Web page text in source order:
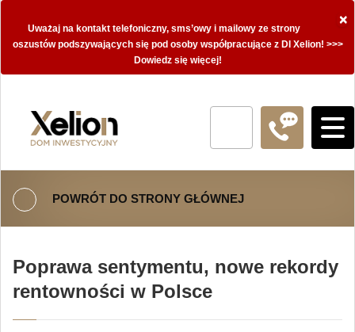
×
Uważaj na kontakt telefoniczny, sms’owy i mailowy ze strony
oszustów podszywających się pod osoby współpracujące z DI Xelion! >>>
Dowiedz się więcej!
POWRÓT DO STRONY GŁÓWNEJ
Poprawa sentymentu, nowe rekordy
rentowności w Polsce